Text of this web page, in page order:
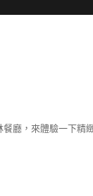
廳，來體驗一下